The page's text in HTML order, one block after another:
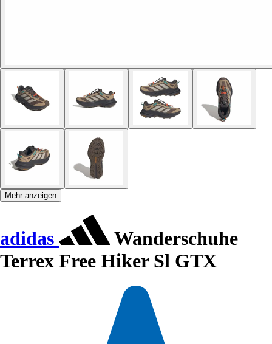
Mehr anzeigen
adidas
Wanderschuhe
Terrex Free Hiker Sl GTX